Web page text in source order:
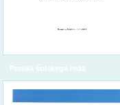
Pravila šolskega reda